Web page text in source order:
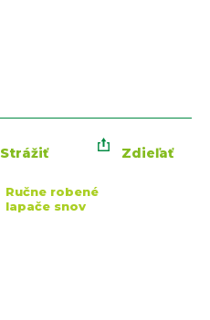
Ručne robené
lapače snov
Strážiť Zdieľať